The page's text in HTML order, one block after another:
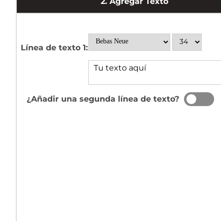
Línea de texto 1:
¿Añadir una segunda línea de texto?
SÍ